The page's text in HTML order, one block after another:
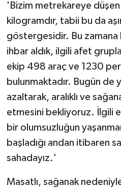
'Bizim metrekareye düşen
kilogramdır, tabii bu da
göstergesidir. Bu
ihbar aldık, ilgili afet
ekip 498 araç ve 1230
bulunmaktadır. Bugün de
azaltarak, aralıklı ve
etmesini bekliyoruz. İlgili
bir olumsuzluğun
başladığı andan itibaren
sahadayız.'
Masatlı, sağanak